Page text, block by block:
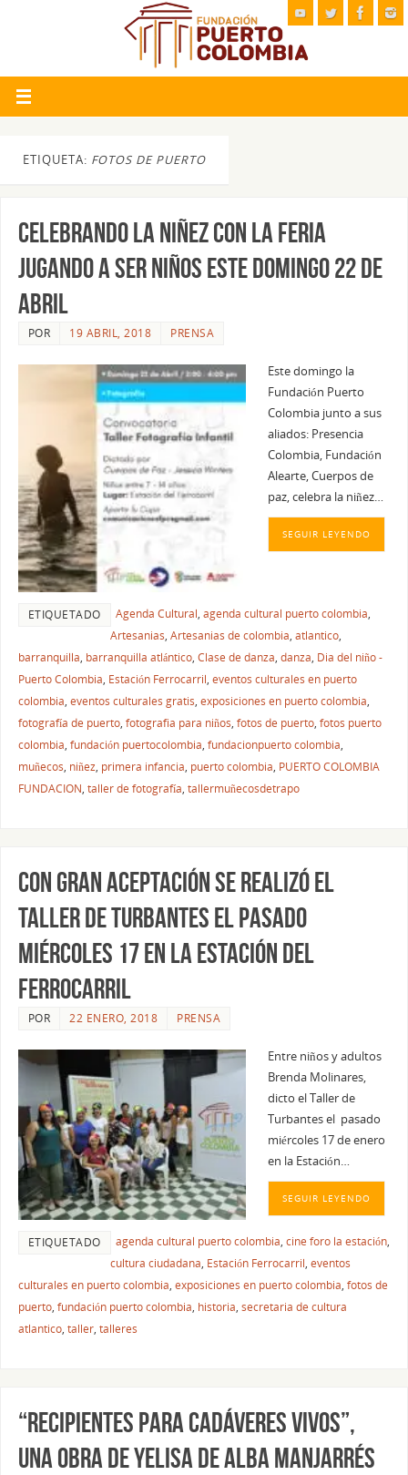
ETIQUETA: FOTOS DE PUERTO
Celebrando la niñez con la Feria
Jugando a Ser Niños este domingo 22 de
abril
POR 19 ABRIL, 2018 PRENSA
Este domingo la
Fundación Puerto
Colombia junto a sus
aliados: Presencia
Colombia, Fundación
Alearte, Cuerpos de
paz, celebra la niñez…
SEGUIR LEYENDO
ETIQUETADO Agenda Cultural, agenda cultural puerto colombia,
Artesanias, Artesanias de colombia, atlantico,
barranquilla, barranquilla atlántico, Clase de danza, danza, Dia del niño -
Puerto Colombia, Estación Ferrocarril, eventos culturales en puerto
colombia, eventos culturales gratis, exposiciones en puerto colombia,
fotografía de puerto, fotografia para niños, fotos de puerto, fotos puerto
colombia, fundación puertocolombia, fundacionpuerto colombia,
muñecos, niñez, primera infancia, puerto colombia, PUERTO COLOMBIA
FUNDACION, taller de fotografía, tallermuñecosdetrapo
Con gran aceptación se realizó el
Taller de Turbantes el pasado
Miércoles 17 en la Estación del
Ferrocarril
POR 22 ENERO, 2018 PRENSA
Entre niños y adultos
Brenda Molinares,
dicto el Taller de
Turbantes el pasado
miércoles 17 de enero
en la Estación…
SEGUIR LEYENDO
ETIQUETADO agenda cultural puerto colombia, cine foro la estación,
cultura ciudadana, Estación Ferrocarril, eventos
culturales en puerto colombia, exposiciones en puerto colombia, fotos de
puerto, fundación puerto colombia, historia, secretaria de cultura
atlantico, taller, talleres
“Recipientes para cadáveres vivos”,
una obra de YELISA DE ALBA MANJARRÉS